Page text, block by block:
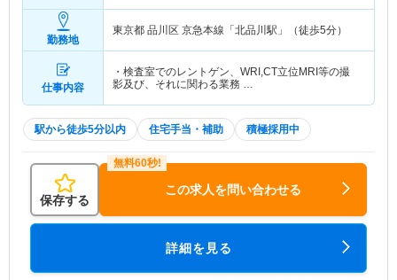
勤務地
東京都 品川区 京急本線「北品川駅」（徒歩5分）
仕事内容
・検査室でのレントゲン、WRI,CT立位MRI等の撮
影及び、それに関わる業務 …
駅から徒歩5分以内 住宅手当・補助 積極採用中
保存する
この求人を問い合わせる
詳細を見る